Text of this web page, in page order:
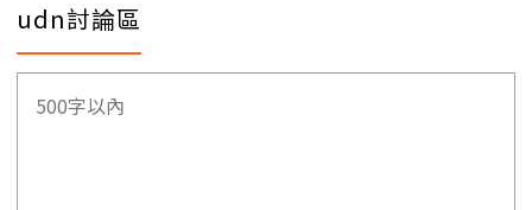
udn討論區